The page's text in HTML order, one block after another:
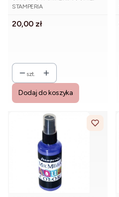
KAQ020 ŻÓŁTY PERŁOWY
PRODUCENT
STAMPERIA
Cena
20,00 zł
szt.
Dodaj do koszyka